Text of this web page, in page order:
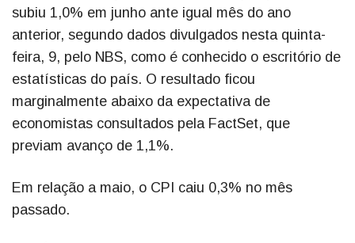
subiu 1,0% em junho ante igual mês do ano
anterior, segundo dados divulgados nesta quinta-
feira, 9, pelo NBS, como é conhecido o escritório de
estatísticas do país. O resultado ficou
marginalmente abaixo da expectativa de
economistas consultados pela FactSet, que
previam avanço de 1,1%.
Em relação a maio, o CPI caiu 0,3% no mês
passado.